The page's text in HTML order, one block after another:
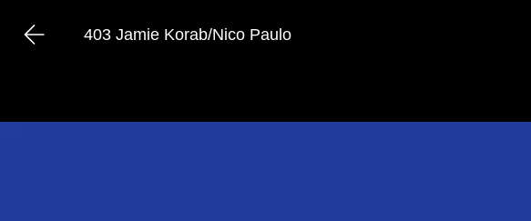
403 Jamie Korab/Nico Paulo